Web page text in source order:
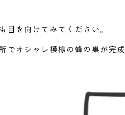
目を向けてみてください。
でオシャレ模様の蜂の巣が完